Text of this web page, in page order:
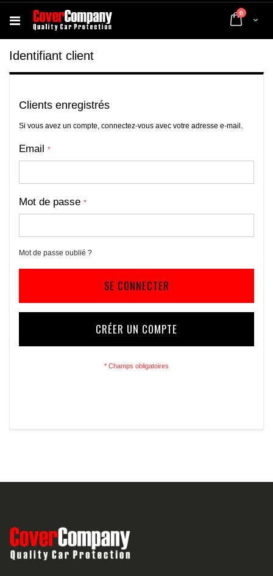
Cart
0 articles
Identifiant client
Clients enregistrés
Si vous avez un compte, connectez-vous avec votre adresse e-mail.
Email
Mot de passe
Mot de passe oublié ?
SE CONNECTER
CRÉER UN COMPTE